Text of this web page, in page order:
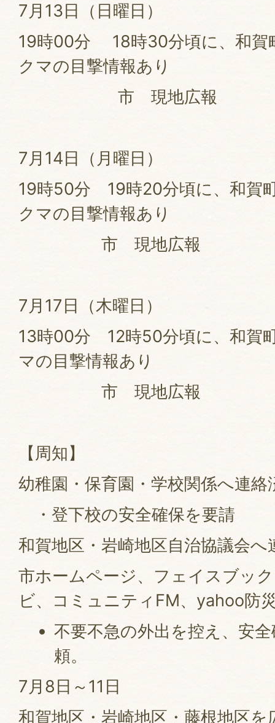
7月13日（日曜日
19時00分 18時30分頃に、和賀
クマの目撃情報あり
市 現地広報
7月14日（月曜日）
19時50分 19時20分頃に、和賀
クマの目撃情報あり
市 現地広報
7月17日（木曜日）
13時00分 12時50分頃に、和賀
マの目撃情報あり
市 現地広報
【周知】
幼稚園・保育園・学校関係へ連絡
・登下校の安全確保を要請
和賀地区・岩崎地区自治協議会へ
市ホームページ、フェイスブッ
ビ、コミュニティFM、yahoo防
不要不急の外出を控え、安
頼。
7月8日～11日
和賀地区・岩崎地区・藤根地区を